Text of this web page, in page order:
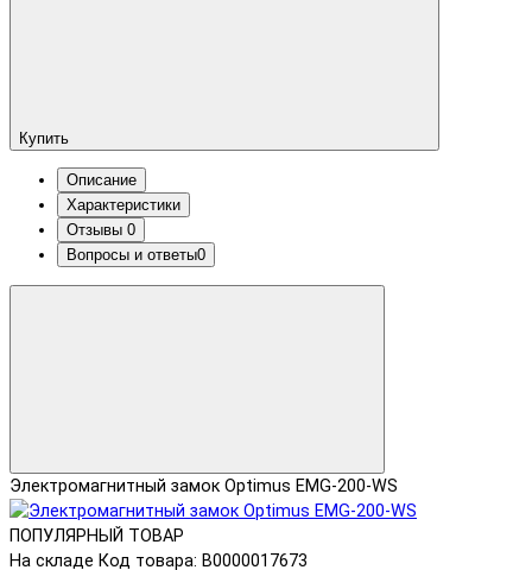
Купить
Описание
Характеристики
Отзывы 0
Вопросы и ответы0
Электромагнитный замок Optimus EMG-200-WS
ПОПУЛЯРНЫЙ ТОВАР
На складе Код товара: В0000017673